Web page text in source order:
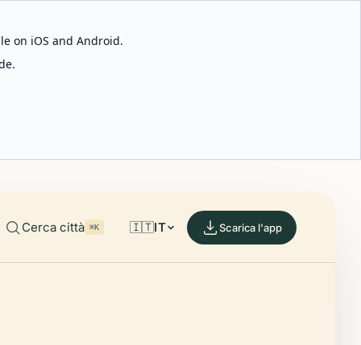
on iOS and Android.
Cerca città ⌘K 🇮🇹IT Scarica l'app